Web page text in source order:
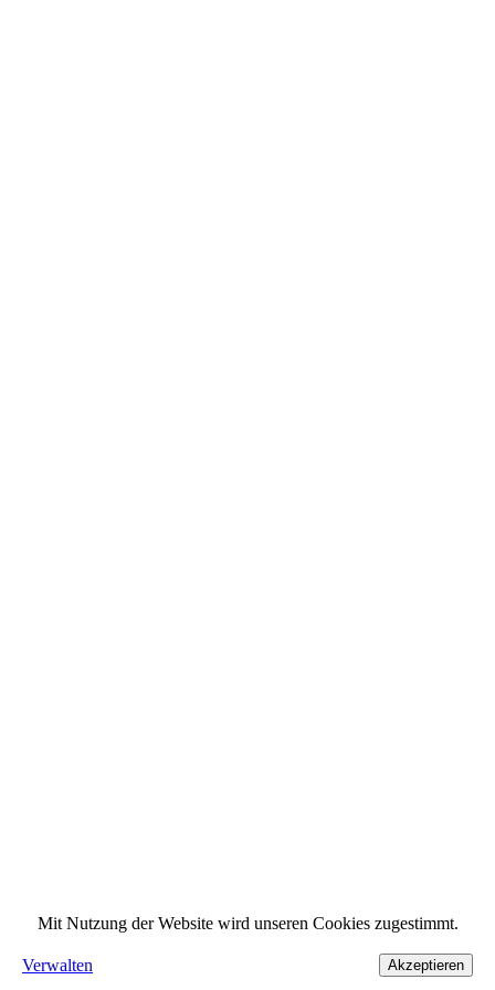
Mit Nutzung der Website wird unseren Cookies zugestimmt.
Verwalten Akzeptieren